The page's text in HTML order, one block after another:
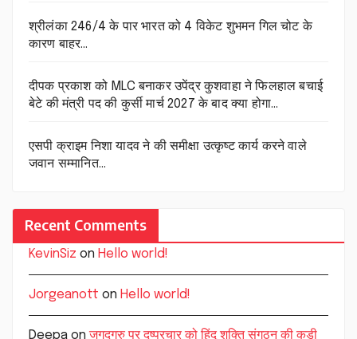
श्रीलंका 246/4 के पार भारत को 4 विकेट शुभमन गिल चोट के
कारण बाहर…
दीपक प्रकाश को MLC बनाकर उपेंद्र कुशवाहा ने फिलहाल बचाई
बेटे की मंत्री पद की कुर्सी मार्च 2027 के बाद क्या होगा…
एसपी क्राइम निशा यादव ने की समीक्षा उत्कृष्ट कार्य करने वाले
जवान सम्मानित…
Recent Comments
KevinSiz on Hello world!
Jorgeanott on Hello world!
Deepa onजगद्गुरु पर दुष्प्रचार को हिंदू शक्ति संगठन की कड़ी